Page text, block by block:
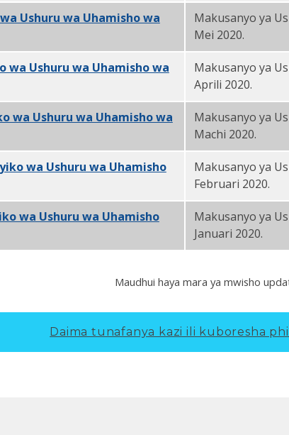
Ushuru wa Uhamisho wa
Makusanyo ya
Mei 2020.
wa Ushuru wa Uhamisho wa
Makusanyo ya
Aprili 2020.
wa Ushuru wa Uhamisho wa
Makusanyo ya
Machi 2020.
wa Ushuru wa Uhamisho
Makusanyo ya
Februari 2020.
wa Ushuru wa Uhamisho
Makusanyo ya
Januari 2020.
Maudhui haya mara ya mwisho
Daima tunafanya kazi ili kuboresha